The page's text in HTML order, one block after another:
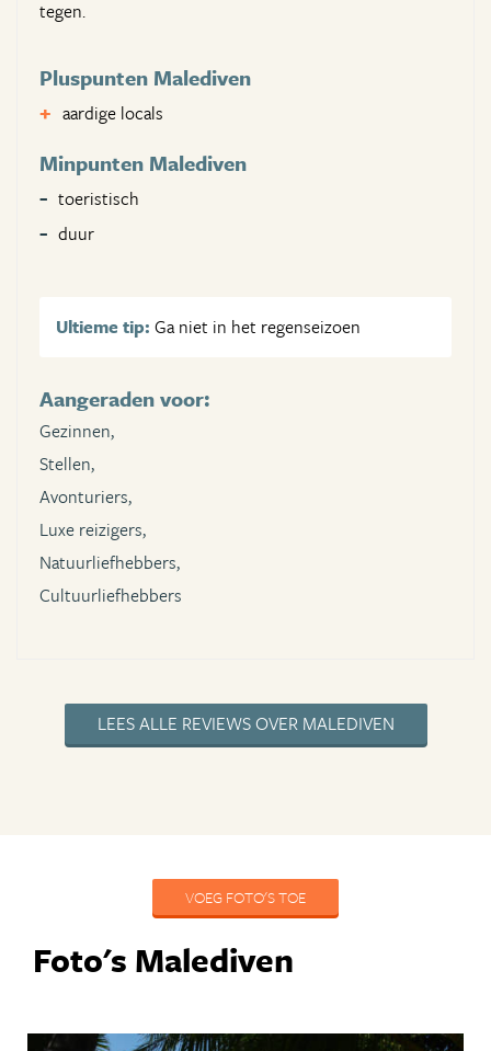
tegen.
Pluspunten Malediven
aardige locals
Minpunten Malediven
toeristisch
duur
Ultieme tip: Ga niet in het regenseizoen
Aangeraden voor:
Gezinnen,
Stellen,
Avonturiers,
Luxe reizigers,
Natuurliefhebbers,
Cultuurliefhebbers
LEES ALLE REVIEWS OVER MALEDIVEN
VOEG FOTO'S TOE
Foto's Malediven